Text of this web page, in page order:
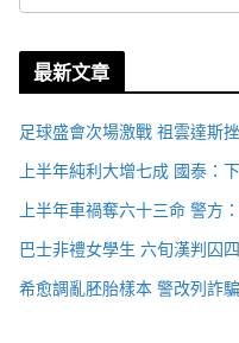
最新文章
足球盛會次場激戰 祖雲達斯
上半年純利大增七成 國泰：
上半年車禍奪六十三命 警方
巴士非禮女學生 六旬漢判囚
希愈調亂胚胎樣本 警改列詐